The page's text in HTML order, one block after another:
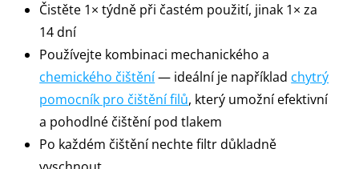
Čistěte 1× týdně při častém použití, jinak 1× za
14 dní
Používejte kombinaci mechanického a
chemického čištění— ideální je například chytrý
pomocník pro čištění filů, který umožní efektivní
a pohodlné čištění pod tlakem
Po každém čištění nechte filtr důkladně